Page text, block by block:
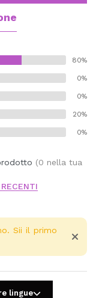
80%
0%
0%
20%
0%
(0 nella tua
Sii il primo
lingue